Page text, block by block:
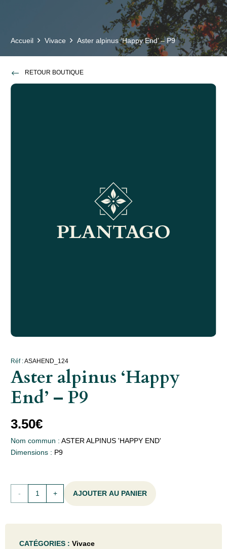
Accueil Vivace Aster alpinus ‘Happy End’ – P9
RETOUR BOUTIQUE
Réf :ASAHEND_124
Aster alpinus ‘Happy
End’ – P9
3.50€
Nom commun : ASTER ALPINUS 'HAPPY END'
Dimensions : P9
quantité
alpinus
AJOUTER AU PANIER
CATÉGORIES : Vivace